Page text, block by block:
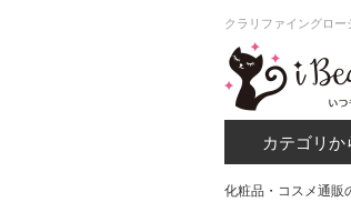
クラリファイングロ
カテゴリか
化粧品・コスメ通販